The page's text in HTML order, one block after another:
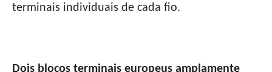
terminais individuais de cada fio.
Dois blocos terminais europeus amplamente